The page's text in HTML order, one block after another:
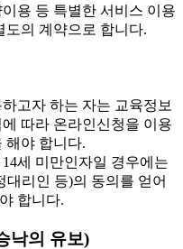
용 등 특별한 서비스 이용
도의 계약으로 합니다.
고자 하는 자는 교육정보
따라 온라인신청을 이용
해야 합니다.
세 미만인자일 경우에는
대리인 등)의 동의를 얻어
합니다.
낙의 유보)